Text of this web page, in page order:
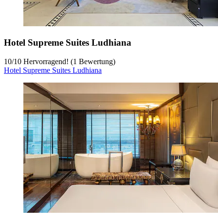
Hotel Supreme Suites Ludhiana
10/10 Hervorragend! (1 Bewertung)
Hotel Supreme Suites Ludhiana